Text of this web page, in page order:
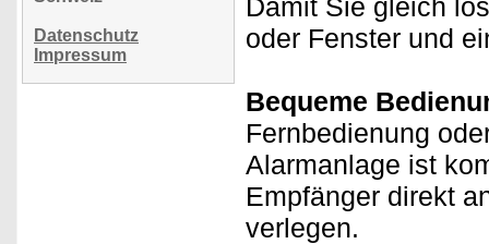
Datenschutz
Impressum
Damit Sie gleich
oder Fenster und
Bequeme
Fernbedienung
Alarmanlage ist
Empfänger direkt
verlegen.